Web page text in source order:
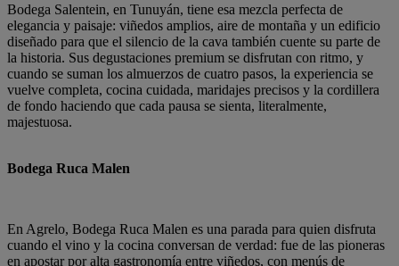
Bodega Salentein, en Tunuyán, tiene esa mezcla perfecta de
elegancia y paisaje: viñedos amplios, aire de montaña y un edificio
diseñado para que el silencio de la cava también cuente su parte de
la historia. Sus degustaciones premium se disfrutan con ritmo, y
cuando se suman los almuerzos de cuatro pasos, la experiencia se
vuelve completa, cocina cuidada, maridajes precisos y la cordillera
de fondo haciendo que cada pausa se sienta, literalmente,
majestuosa.
Bodega Ruca Malen
En Agrelo, Bodega Ruca Malen es una parada para quien disfruta
cuando el vino y la cocina conversan de verdad: fue de las pioneras
en apostar por alta gastronomía entre viñedos, con menús de